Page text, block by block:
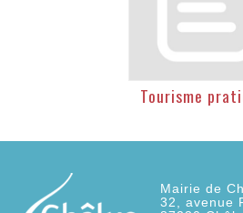
Tourisme
Mairie de
32, avenue